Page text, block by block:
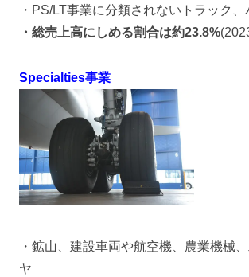
・PS/LT事業に分類されないトラック
・総売上高にしめる割合は約23.8%
Specialties事業
・鉱山、建設車両や航空機、農業機械
ヤ